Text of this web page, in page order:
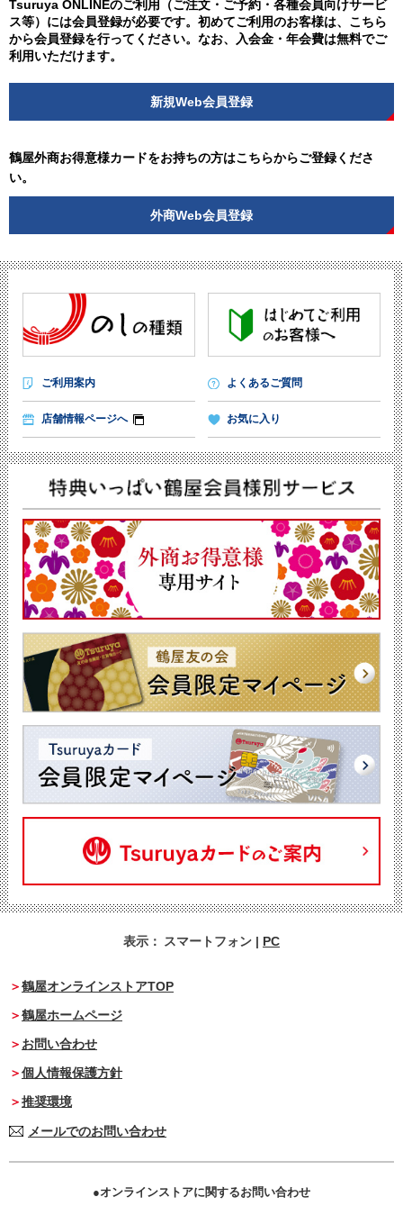
Tsuruya ONLINEのご利用（ご注文・ご予約・各種会員向けサービ
ス等）には会員登録が必要です。初めてご利用のお客様は、こちら
から会員登録を行ってください。なお、入会金・年会費は無料でご
利用いただけます。
新規Web会員登録
鶴屋外商お得意様カードをお持ちの方はこちらからご登録くださ
い。
外商Web会員登録
ご利用案内 よくあるご質問
店舗情報ページへ お気に入り
表示： スマートフォン | PC
鶴屋オンラインストアTOP
鶴屋ホームページ
お問い合わせ
個人情報保護方針
推奨環境
メールでのお問い合わせ
オンラインストアに関するお問い合わせ